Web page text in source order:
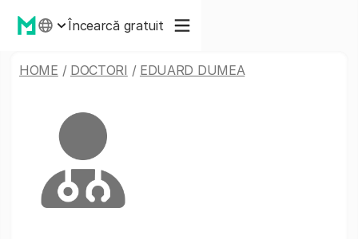
Încearcă gratuit
HOME / DOCTORI / EDUARD DUMEA